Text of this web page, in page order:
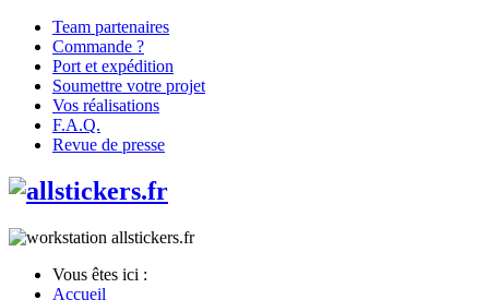
Team partenaires
Commande ?
Port et expédition
Soumettre votre projet
Vos réalisations
F.A.Q.
Revue de presse
Vous êtes ici :
Accueil